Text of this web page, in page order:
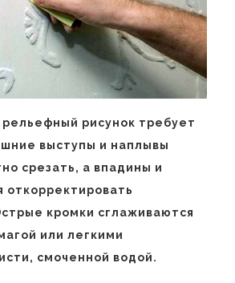
рельефный рисунок требует
выступы и наплывы
срезать, а впадины и
откорректировать
кромки сглаживаются
или легкими
смоченной водой.